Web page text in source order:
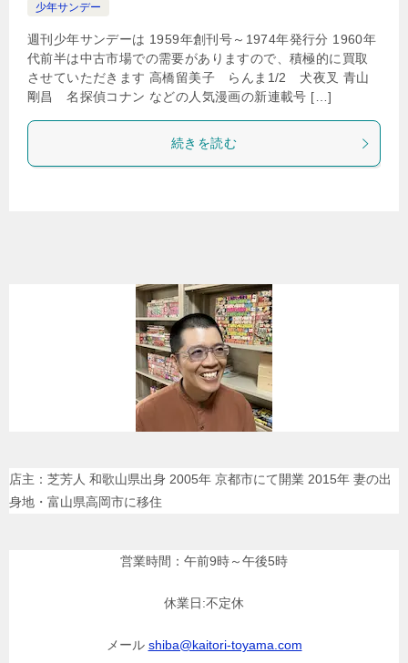
少年サンデー
週刊少年サンデーは 1959年創刊号～1974年発行分 1960年
代前半は中古市場での需要がありますので、積極的に買取
させていただきます 高橋留美子 らんま1/2 犬夜叉 青山
剛昌 名探偵コナン などの人気漫画の新連載号 […]
続きを読む
店主：芝芳人 和歌山県出身 2005年 京都市にて開業 2015年 妻の出
身地・富山県高岡市に移住
営業時間：午前9時～午後5時
休業日:不定休
メール shiba@kaitori-toyama.com